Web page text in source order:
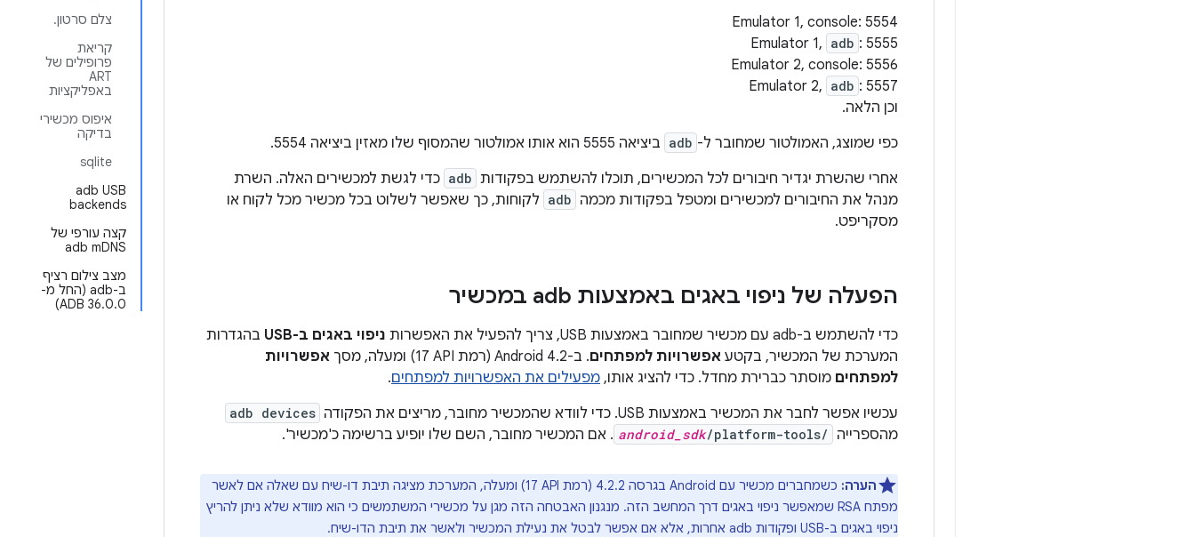
צלם סרטון.
קריאת
פרופילים של
ART
באפליקציות
איפוס מכשירי
בדיקה
sqlite
adb USB
backends
קצה עורפי של
adb mDNS
מצב צילום רציף
ב-adb (החל מ-
ADB 36.0.0)
‫Emulator 1, console: 5554
‫Emulator 1, adb : 5555
‫Emulator 2, console: 5556
‫Emulator 2, adb : 5557
וכן הלאה.
כפי שמוצג, האמולטור שמחובר ל- adb ביציאה 5555 הוא אותו אמולטור שהמסוף שלו מאזין ביציאה 5554.
אחרי שהשרת יגדיר חיבורים לכל המכשירים, תוכלו להשתמש בפקודות adb כדי לגשת למכשירים האלה. השרת
מנהל את החיבורים למכשירים ומטפל בפקודות מכמה adb לקוחות, כך שאפשר לשלוט בכל מכשיר מכל לקוח או
מסקריפט.
הפעלה של ניפוי באגים באמצעות adb במכשיר
כדי להשתמש ב-adb עם מכשיר שמחובר באמצעות USB, צריך להפעיל את האפשרות ניפוי באגים ב-USB
בהגדרות
המערכת של המכשיר, בקטע אפשרויות למפתחים. ב-Android 4.2 (רמת API‏ 17) ומעלה, מסך
אפשרויות
למפתחים מוסתר כברירת מחדל. כדי להציג אותו, מפעילים את האפשרויות למפתחים.
עכשיו אפשר לחבר את המכשיר באמצעות USB. כדי לוודא שהמכשיר מחובר, מריצים את הפקודה
adb devices
מהספרייה android_sdk/platform-tools/ . אם המכשיר מחובר, השם שלו יופיע ברשימה כ'מכשיר'.
הערה:
כשמחברים מכשיר עם Android בגרסה 4.2.2 (רמת API‏ 17) ומעלה, המערכת מציגה תיבת דו-שיח עם שאלה אם לאשר
מפתח RSA שמאפשר ניפוי באגים דרך המחשב הזה. מנגנון האבטחה הזה מגן על מכשירי המשתמשים כי הוא מוודא שלא ניתן להריץ
ניפוי באגים ב-USB ופקודות adb אחרות, אלא אם אפשר לבטל את נעילת המכשיר ולאשר את תיבת הדו-שיח.